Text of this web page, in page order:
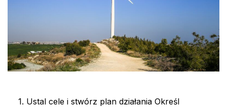
1. Ustal cele i stwórz plan działania Określ